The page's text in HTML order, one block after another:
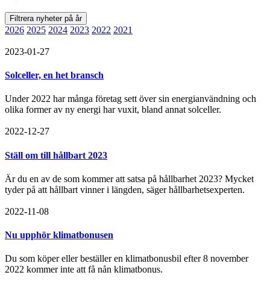
Filtrera nyheter på år
2026 2025 2024 2023 2022 2021
2023-01-27
Solceller, en het bransch
Under 2022 har många företag sett över sin energianvändning och
olika former av ny energi har vuxit, bland annat solceller.
2022-12-27
Ställ om till hållbart 2023
Är du en av de som kommer att satsa på hållbarhet 2023? Mycket
tyder på att hållbart vinner i längden, säger hållbarhetsexperten.
2022-11-08
Nu upphör klimatbonusen
Du som köper eller beställer en klimatbonusbil efter 8 november
2022 kommer inte att få nån klimatbonus.